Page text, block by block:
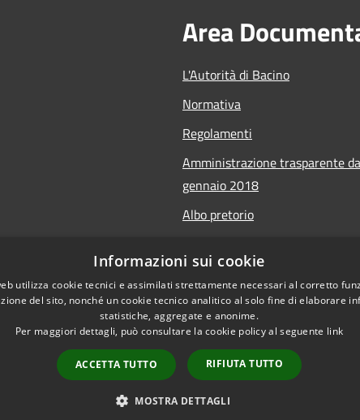
Area
L'Autorità di Bacino
Normativa
Regolamenti
Amministrazione trasparente
gennaio 2018
Albo pretorio
Accessibilità sito
Copyright © 2026 • Autorità di
Informazioni sui cookie
utilizza cookie tecnici e assimilati strettamente necessari al corretto
del sito, nonché un cookie tecnico analitico al solo fine di elaborare
statistiche, aggregate e anonime.
Per maggiori dettagli, può consultare la cookie policy al seguente link
ACCETTA TUTTO RIFIUTA TUTTO
MOSTRA DETTAGLI